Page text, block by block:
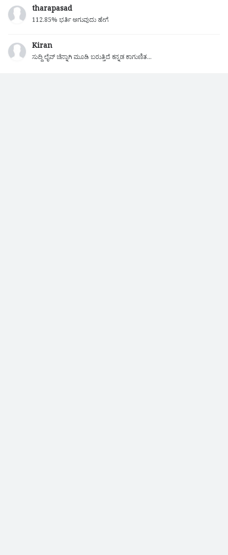
tharapasad
112.85% ಭರ್ತಿ ಆಗುವುದು ಹೇಗೆ
Kiran
ಸುದ್ದಿ ಲೈವ್ ಚೆನ್ನಾಗಿ ಮೂಡಿ ಬರುತ್ತಿದೆ ಕನ್ನಡ ಕಾಗುಣಿತ...